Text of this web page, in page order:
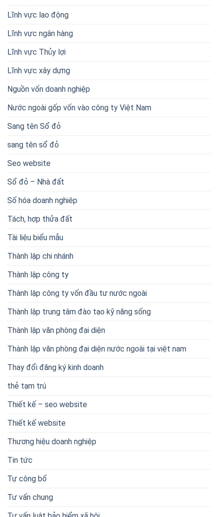
Lĩnh vực lao động
Lĩnh vực ngân hàng
Lĩnh vực Thủy lợi
Lĩnh vực xây dựng
Nguồn vốn doanh nghiệp
Nước ngoài gốp vốn vào công ty Việt Nam
Sang tên Sổ đỏ
sang tên sổ đỏ
Seo website
Sổ đỏ – Nhà đất
Số hóa doanh nghiêp
Tách, hợp thửa đất
Tài liệu biểu mẫu
Thành lập chi nhánh
Thành lập công ty
Thành lập công ty vốn đầu tư nước ngoài
Thành lập trung tâm đào tạo kỹ năng sống
Thành lập văn phòng đại diện
Thành lập văn phòng đại diện nước ngoài tại việt nam
Thay đổi đăng ký kinh doanh
thẻ tạm trú
Thiết kế – seo website
Thiết kế website
Thương hiệu doanh nghiệp
Tin tức
Tự công bố
Tư vấn chung